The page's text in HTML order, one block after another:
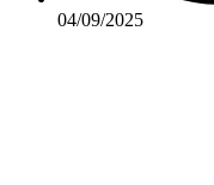
04/09/2025